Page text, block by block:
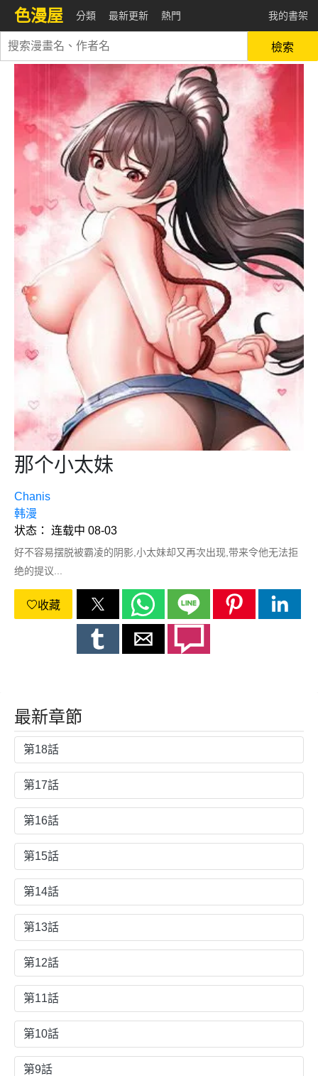
色漫屋 分類 最新更新 熱門 我的書架
檢索
那个小太妹
Chanis
韩漫
状态： 连载中 08-03
好不容易摆脱被霸凌的阴影,小太妹却又再次出现,带来令他无法拒
绝的提议...
收藏
最新章節
第18話
第17話
第16話
第15話
第14話
第13話
第12話
第11話
第10話
第9話